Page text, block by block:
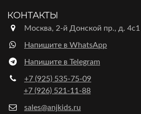
КОНТАКТЫ
Москва, 2-й Донской пр., д. 4с1
Напишите в WhatsApp
Напишите в Telegram
+7 (925) 535-75-09
+7 (926) 521-11-88
sales@anjkids.ru